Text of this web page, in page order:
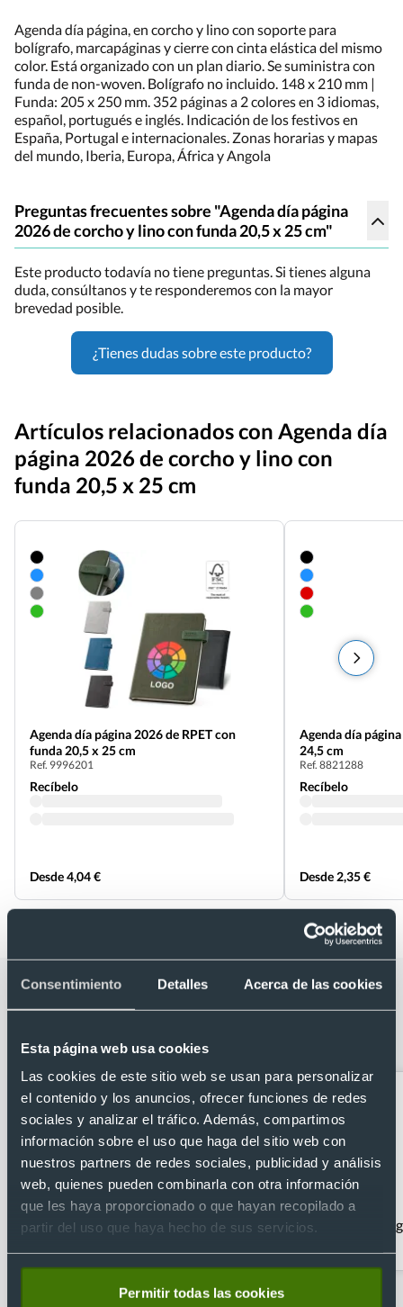
Consentimiento Detalles Acerca de las cookies
Esta página web usa cookies
Las cookies de este sitio web se usan para personalizar
el contenido y los anuncios, ofrecer funciones de redes
sociales y analizar el tráfico. Además, compartimos
información sobre el uso que haga del sitio web con
nuestros partners de redes sociales, publicidad y análisis
web, quienes pueden combinarla con otra información
que les haya proporcionado o que hayan recopilado a
partir del uso que haya hecho de sus servicios.
Permitir todas las cookies
Agenda día página, en corcho y lino con soporte para
bolígrafo, marcapáginas y cierre con cinta elástica del mismo
color. Está organizado con un plan diario. Se suministra con
funda de non-woven. Bolígrafo no incluido. 148 x 210 mm |
Funda: 205 x 250 mm. 352 páginas a 2 colores en 3 idiomas,
español, portugués e inglés. Indicación de los festivos en
España, Portugal e internacionales. Zonas horarias y mapas
del mundo, Iberia, Europa, África y Angola
Preguntas frecuentes sobre "Agenda día página
2026 de corcho y lino con funda 20,5 x 25 cm"
Este producto todavía no tiene preguntas. Si tienes alguna
duda, consúltanos y te responderemos con la mayor
brevedad posible.
¿Tienes dudas sobre este producto?
Artículos relacionados con Agenda día
página 2026 de corcho y lino con
funda 20,5 x 25 cm
Agenda día página 2026 de RPET con
funda 20,5 x 25 cm
Ref. 9996201
Recíbelo
Desde 4,04 €
Agenda día
24,5 cm
Ref. 8821288
Recíbelo
Desde 2,35 €
Categorías relacionadas con Agenda
día página 2026 de corcho y lino con
funda 20,5 x 25 cm
Agendas día por página
Agendas ecológicas